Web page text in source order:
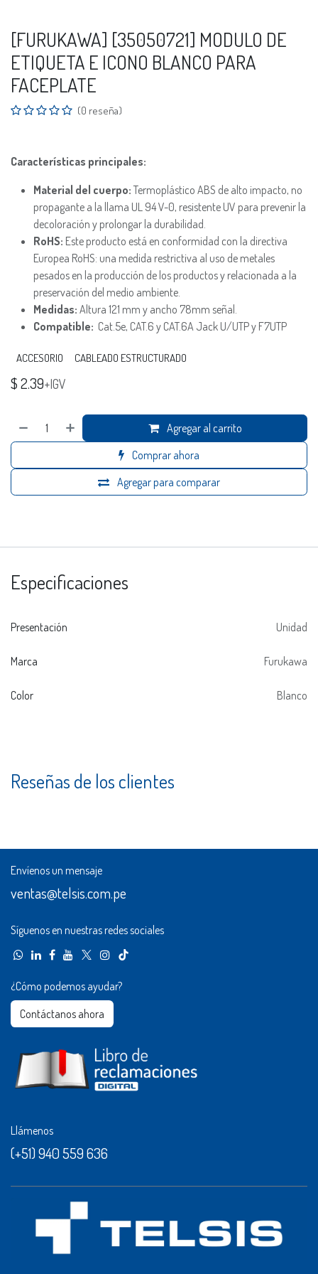
[FURUKAWA] [35050721] MODULO DE
ETIQUETA E ICONO BLANCO PARA
FACEPLATE
(0 reseña)
Características principales:
Material del cuerpo: Termoplástico ABS de alto impacto, no
propagante a la llama UL 94 V-0, resistente UV para prevenir la
decoloración y prolongar la durabilidad.
RoHS: Este producto está en conformidad con la directiva
Europea RoHS: una medida restrictiva al uso de metales
pesados en la producción de los productos y relacionada a la
preservación del medio ambiente.
Medidas: Altura 121 mm y ancho 78mm señal.
Compatible: Cat.5e, CAT.6 y CAT.6A Jack U/UTP y F7UTP
ACCESORIO CABLEADO ESTRUCTURADO
$2.39+IGV
Agregar al carrito
Comprar ahora
Agregar para comparar
Especificaciones
Presentación Unidad
Marca Furukawa
Color Blanco
Reseñas de los clientes
Envíenos un mensaje
ventas@telsis.com.pe
Síguenos en nuestras redes sociales
¿Cómo podemos ayudar?
Contáctanos ahora​​
Llámenos
(+51) 940 559 636